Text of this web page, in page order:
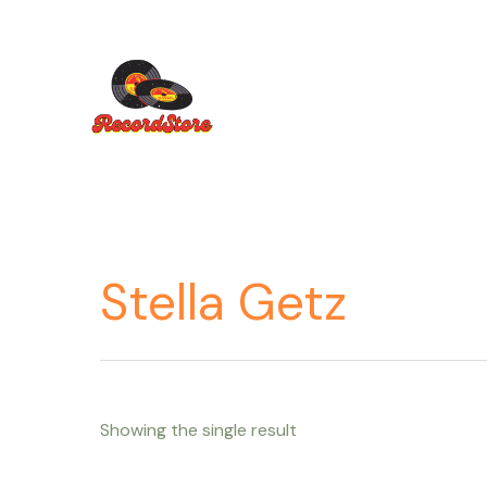
Stella Getz
Showing the single result